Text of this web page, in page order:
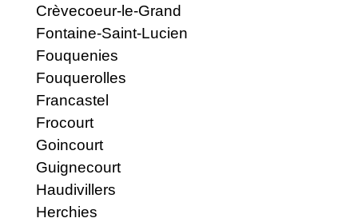
Crèvecoeur-le-Grand
Fontaine-Saint-Lucien
Fouquenies
Fouquerolles
Francastel
Frocourt
Goincourt
Guignecourt
Haudivillers
Herchies